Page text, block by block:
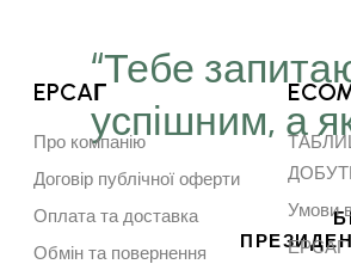
“Тебе
успішним, а
EPCAГ
Про компанію
Договір публічної оферти
Оплата та доставка
Обмін та повернення
Умови